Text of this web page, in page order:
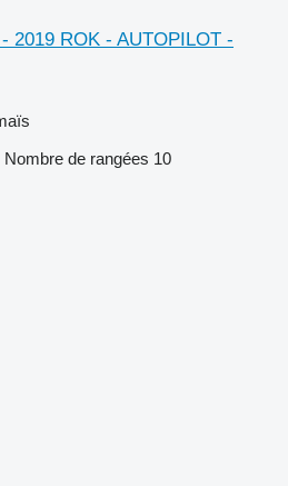
2019 ROK - AUTOPILOT -
Nombre de rangées 10